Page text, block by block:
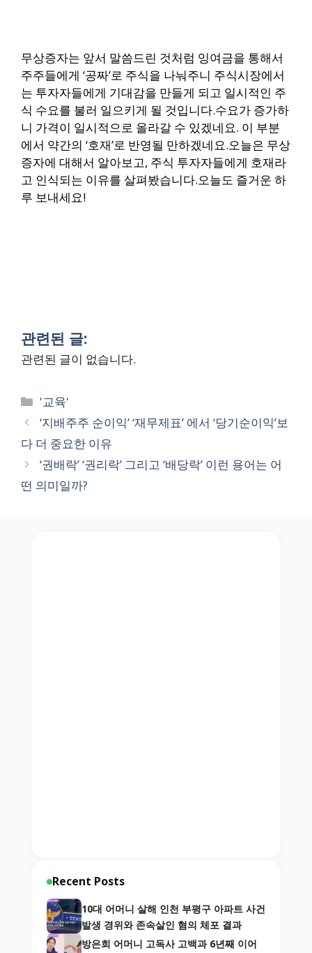
무상증자는 앞서 말씀드린 것처럼 잉여금을 통해서
주주들에게 ‘공짜’로 주식을 나눠주니 주식시장에서
는 투자자들에게 기대감을 만들게 되고 일시적인 주
식 수요를 불러 일으키게 될 것입니다.수요가 증가하
니 가격이 일시적으로 올라갈 수 있겠네요. 이 부분
에서 약간의 ‘호재’로 반영될 만하겠네요.오늘은 무상
증자에 대해서 알아보고, 주식 투자자들에게 호재라
고 인식되는 이유를 살펴봤습니다.오늘도 즐거운 하
루 보내세요!
관련된 글:
관련된 글이 없습니다.
Categories
'교육'
‘지배주주 순이익’ ‘재무제표’ 에서 ‘당기순이익’보
다 더 중요한 이유
‘권배락’ ‘권리락’ 그리고 ‘배당락’ 이런 용어는 어
떤 의미일까?
Recent Posts
10대 어머니 살해 인천 부평구 아파트 사건
발생 경위와 존속살인 혐의 체포 결과
방은희 어머니 고독사 고백과 6년째 이어